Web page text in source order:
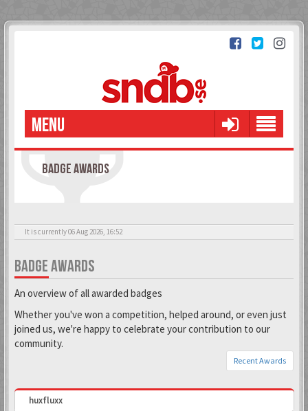
MENU
BADGE AWARDS
It is currently 06 Aug 2026, 16:52
BADGE AWARDS
An overview of all awarded badges
Whether you've won a competition, helped around, or even just
joined us, we're happy to celebrate your contribution to our
community.
Recent Awards
huxfluxx